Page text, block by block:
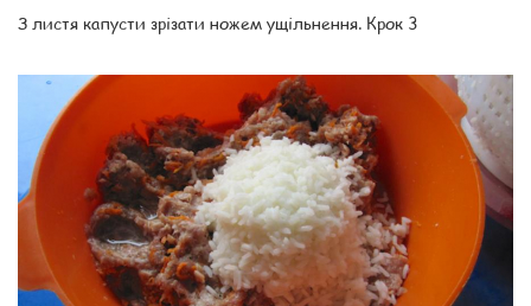
З листя капусти зрізати ножем ущільнення. Крок 3